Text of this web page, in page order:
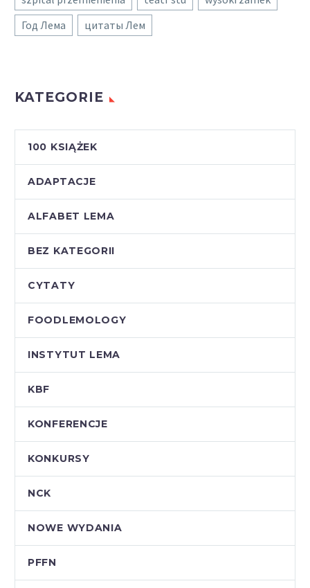
Год Лема
цитаты Лем
KATEGORIE
100 KSIĄŻEK
ADAPTACJE
ALFABET LEMA
BEZ KATEGORII
CYTATY
FOODLEMOLOGY
INSTYTUT LEMA
KBF
KONFERENCJE
KONKURSY
NCK
NOWE WYDANIA
PFFN